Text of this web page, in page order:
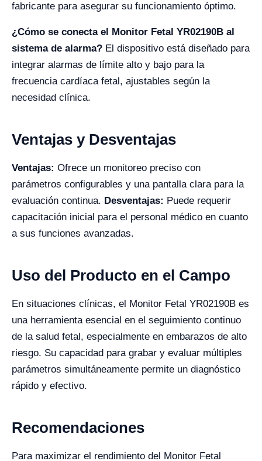
fabricante para asegurar su funcionamiento óptimo.
¿Cómo se conecta el Monitor Fetal YR02190B al
sistema de alarma? El dispositivo está diseñado para
integrar alarmas de límite alto y bajo para la
frecuencia cardíaca fetal, ajustables según la
necesidad clínica.
Ventajas y Desventajas
Ventajas: Ofrece un monitoreo preciso con
parámetros configurables y una pantalla clara para la
evaluación continua. Desventajas: Puede requerir
capacitación inicial para el personal médico en cuanto
a sus funciones avanzadas.
Uso del Producto en el Campo
En situaciones clínicas, el Monitor Fetal YR02190B es
una herramienta esencial en el seguimiento continuo
de la salud fetal, especialmente en embarazos de alto
riesgo. Su capacidad para grabar y evaluar múltiples
parámetros simultáneamente permite un diagnóstico
rápido y efectivo.
Recomendaciones
Para maximizar el rendimiento del Monitor Fetal